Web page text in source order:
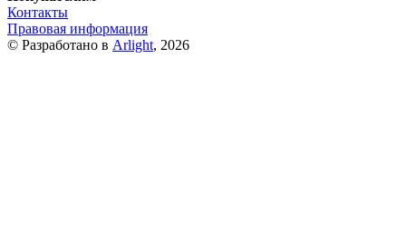
Контакты
Правовая информация
© Разработано в Arlight, 2026